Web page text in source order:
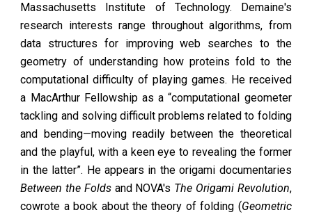
Massachusetts Institute of Technology. Demaine's
research interests range throughout algorithms, from
data structures for improving web searches to the
geometry of understanding how proteins fold to the
computational difficulty of playing games. He received
a MacArthur Fellowship as a “computational geometer
tackling and solving difficult problems related to folding
and bending—moving readily between the theoretical
and the playful, with a keen eye to revealing the former
in the latter”. He appears in the origami documentaries
Between the Foldsand NOVA's The Origami Revolution,
cowrote a book about the theory of folding (Geometric